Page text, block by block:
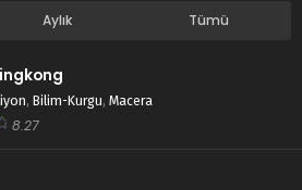
Aylık Tümü
, Bilim-Kurgu, Macera
8.27